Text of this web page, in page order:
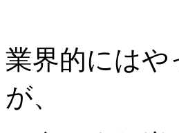
業界的には
が、